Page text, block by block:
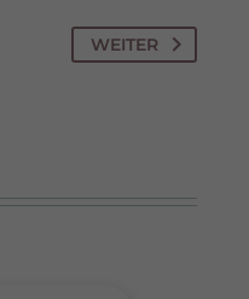
WEITER